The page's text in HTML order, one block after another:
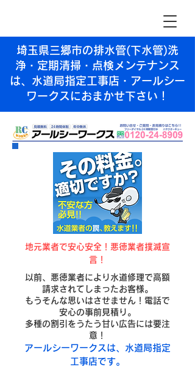
埼玉県三郷市の排水管(下水管)洗
浄・定期清掃・点検メンテナンス
は、水道局指定工事店・アールシー
ワークスにおまかせ下さい！
​地元業者で安心安全！悪徳業者撲滅宣
言！
以前、悪徳業者により水道修理で高額
請求されてしまったお客様。
もうそんな思いはさせません！電話で
安心の事前見積り。
多種の割引をうたう甘い広告には要注
意！
​アールシーワークスは、水道局指定
工事店です。